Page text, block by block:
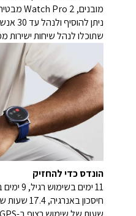
מובנים, Watch Pro 2 מבטיח תקשורת חלקה.
ניתן
שתוכלו לנהל שיחות ישירות
הונדס כדי להחזיק